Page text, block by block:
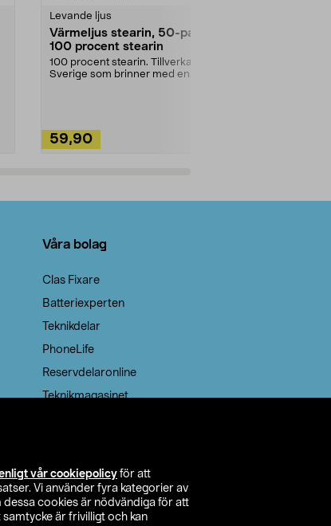
vår cookiepolicy för att
Vi använder fyra kategorier av
cookies är nödvändiga för att
samtycke är frivilligt och kan
Levande ljus
Värmeljus stearin, 50-pack,
100 procent stearin
100 procent stearin. Tillverkade i
Sverige som brinner med en
59,90
Våra bolag
Clas Fixare
Batteriexperten
Teknikdelar
PhoneLife
Reservdelaronline
Teknikmagasinet